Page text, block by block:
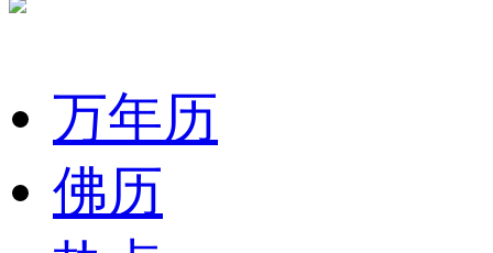
万年历
佛历